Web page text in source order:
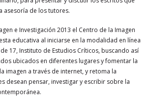
asesoría de los tutores.
e Investigación 2013 el Centro de la Imagen
educativa al iniciarse en la modalidad en línea
17, Instituto de Estudios Críticos, buscando así
ubicados en diferentes lugares y fomentar la
imagen a través de internet, y retoma la
desean pensar, investigar y escribir sobre la